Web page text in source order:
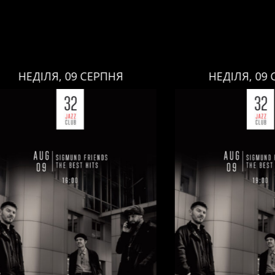
09 СЕРПНЯ
Павло Литвиненко
,)/Денис Дудко( Бас,
/
Люлякін
(Барабани,)
НЕДІЛЯ, 09
Виконавці:
Павло
Рояль,)/Денис Дудко(
Олександр Люлякін
(